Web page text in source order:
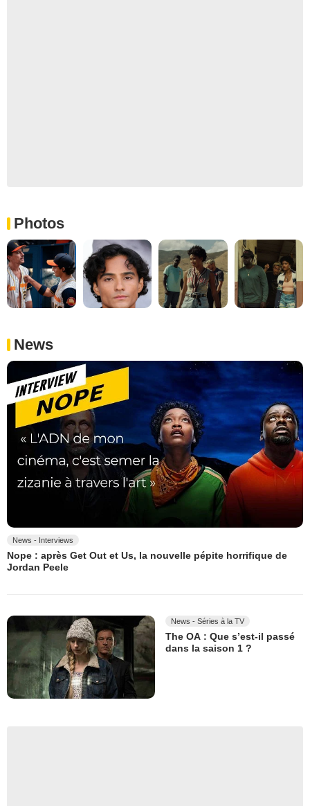
Photos
News
News - Interviews
Nope : après Get Out et Us, la nouvelle pépite horrifique de
Jordan Peele
News - Séries à la TV
The OA : Que s’est-il passé
dans la saison 1 ?